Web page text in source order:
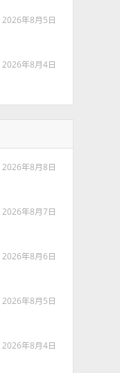
2026年8月5日
2026年8月4日
2026年8月8日
2026年8月7日
2026年8月6日
2026年8月5日
2026年8月4日